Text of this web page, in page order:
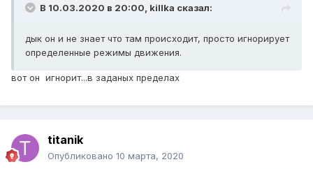
В 10.03.2020 в 20:00, killka сказал:
дык он и не знает что там происходит, просто игнорирует
определенные режимы движения.
вот он игнорит...в заданых пределах
titanik
Опубликовано 10 марта, 2020